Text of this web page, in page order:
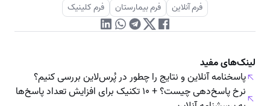
فرم آنلاین فرم بیمارستان فرم کلینیک
لینک‌های مفید
پاسخنامه آنلاین و نتایج را چطور در پُرس‌لاین بررسی کنیم؟
نرخ پاسخ‌دهی چیست؟ + ۱۰ تکنیک برای افزایش تعداد پاسخ‌ها